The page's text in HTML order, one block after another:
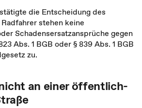
die Entscheidung des
stehen keine
Schadensersatzansprüche gegen
Abs. 1 BGB oder § 839 Abs. 1 BGB
zu.
an einer öffentlich-